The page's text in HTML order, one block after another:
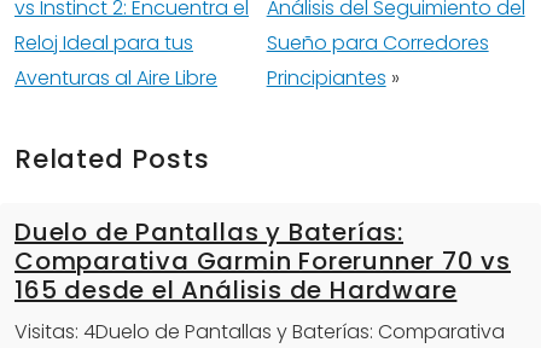
vs Instinct 2: Encuentra el
Reloj Ideal para tus
Aventuras al Aire Libre
Análisis del Seguimiento del
Sueño para Corredores
Principiantes »
Related Posts
Duelo de Pantallas y Baterías:
Comparativa Garmin Forerunner 70 vs
165 desde el Análisis de Hardware
Visitas: 4Duelo de Pantallas y Baterías: Comparativa